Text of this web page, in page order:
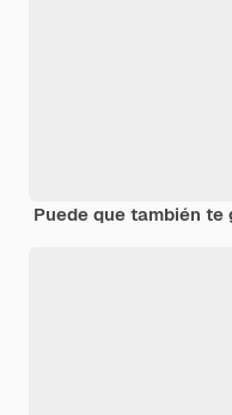
Puede que también